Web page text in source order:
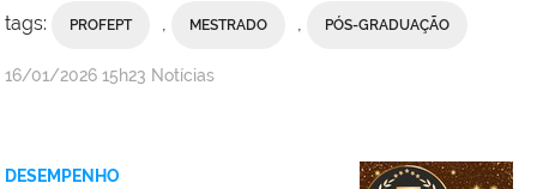
tags: PROFEPT , MESTRADO , PÓS-GRADUAÇÃO
por
publicado
16/01/2026 15h23 Notícias
DESEMPENHO